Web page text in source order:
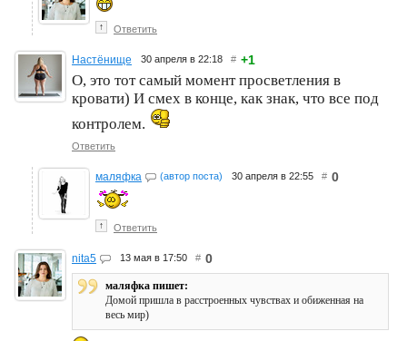
↑ Ответить
Настёнище 30 апреля в 22:18 # +1
О, это тот самый момент просветления в
кровати) И смех в конце, как знак, что все под
контролем.
Ответить
маляфка (автор поста) 30 апреля в 22:55 # 0
↑ Ответить
nita5 13 мая в 17:50 # 0
маляфка пишет:
Домой пришла в расстроенных чувствах и обиженная на
весь мир)